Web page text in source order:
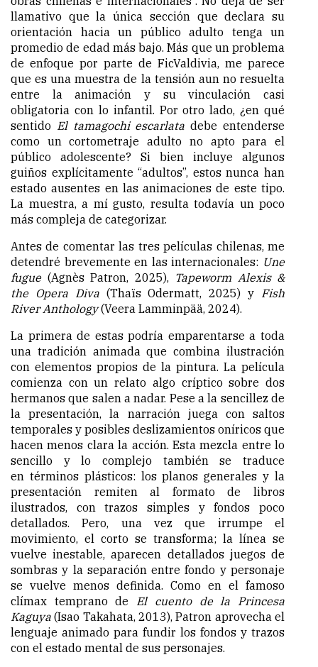
llamativo que la única sección que declara su
orientación hacia un público adulto tenga un
promedio de edad más bajo. Más que un problema
de enfoque por parte de FicValdivia, me parece
que es una muestra de la tensión aun no resuelta
entre la animación y su vinculación casi
obligatoria con lo infantil. Por otro lado, ¿en qué
sentido El tamagochi escarlatadebe entenderse
como un cortometraje adulto no apto para el
público adolescente? Si bien incluye algunos
guiños explícitamente “adultos”, estos nunca han
estado ausentes en las animaciones de este tipo.
La muestra, a mí gusto, resulta todavía un poco
más compleja de categorizar.
Antes de comentar las tres películas chilenas, me
detendré brevemente en las internacionales: Une
fugue (AgnèsPatron, 2025), Tapeworm Alexis &
the Opera Diva (Thaïs Odermatt, 2025) y Fish
River Anthology(Veera Lamminpää, 2024).
La primera de estas podría emparentarse a toda
una tradición animada que combina ilustración
con elementos propios de la pintura. La película
comienza con un relato algo críptico sobre dos
hermanos que salen a nadar. Pese a la sencillez de
la presentación, la narración juega con saltos
temporales y posibles deslizamientos oníricos que
hacen menos clara la acción. Esta mezcla entre lo
sencillo y lo complejo también se traduce
en términos plásticos: los planos generales y la
presentación remiten al formato de libros
ilustrados, con trazos simples y fondos poco
detallados. Pero, una vez que irrumpe el
movimiento, el corto se transforma; la línea se
vuelve inestable, aparecen detallados juegos de
sombras y la separación entre fondo y personaje
se vuelve menos definida. Como en el famoso
clímax temprano de El cuento de la Princesa
Kaguya (Isao Takahata, 2013), Patron aprovecha el
lenguaje animado para fundir los fondos y trazos
con el estado mental de sus personajes.